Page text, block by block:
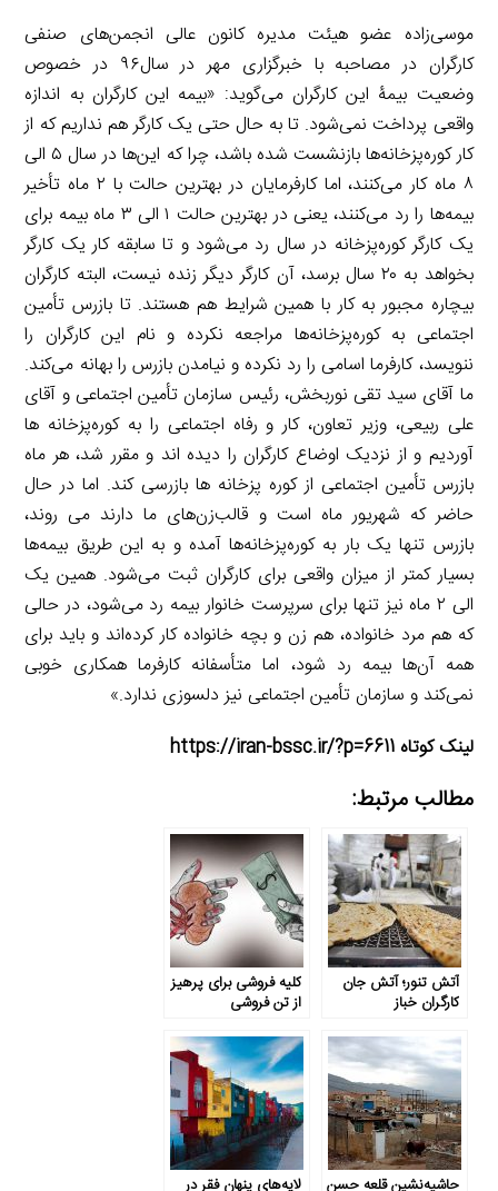
موسی‌زاده عضو هیئت مدیره کانون عالی انجمن‌های صنفی
کارگران در مصاحبه با خبرگزاری مهر در سال۹۶ در خصوص
وضعیت بیمۀ این کارگران می‌گوید: «بیمه این کارگران به اندازه
واقعی پرداخت نمی‌شود. تا به حال حتی یک کارگر هم نداریم که از
کار کوره‌پزخانه‌ها بازنشست شده باشد، چرا که این‌ها در سال ۵ الی
۸ ماه کار می‌کنند، اما کارفرمایان در بهترین حالت با ۲ ماه تأخیر
بیمه‌ها را رد می‌کنند، یعنی در بهترین حالت ۱ الی ۳ ماه بیمه برای
یک کارگر کوره‌پزخانه در سال رد می‌شود و تا سابقه کار یک کارگر
بخواهد به ۲۰ سال برسد، آن کارگر دیگر زنده نیست، البته کارگران
بیچاره مجبور به کار با همین شرایط هم هستند. تا بازرس تأمین
اجتماعی به کوره‌پزخانه‌ها مراجعه نکرده و نام این کارگران را
ننویسد، کارفرما اسامی را رد نکرده و نیامدن بازرس را بهانه می‌کند.
ما آقای سید تقی نوربخش، رئیس سازمان تأمین اجتماعی و آقای
علی ربیعی، وزیر تعاون، کار و رفاه اجتماعی را به کوره‌پزخانه ها
آوردیم و از نزدیک اوضاع کارگران را دیده اند و مقرر شد، هر ماه
بازرس تأمین اجتماعی از کوره پزخانه ها بازرسی کند. اما در حال
حاضر که شهریور ماه است و قالب‌زن‌های ما دارند می روند،
بازرس تنها یک بار به کوره‌پزخانه‌ها آمده و به این طریق بیمه‌ها
بسیار کمتر از میزان واقعی برای کارگران ثبت می‌شود. همین یک
الی ۲ ماه نیز تنها برای سرپرست خانوار بیمه رد می‌شود، در حالی
که هم مرد خانواده، هم زن و بچه خانواده کار کرده‌اند و باید برای
همه آن‌ها بیمه رد شود، اما متأسفانه کارفرما همکاری خوبی
نمی‌کند و سازمان تأمین اجتماعی نیز دلسوزی ندارد.»
لینک کوتاه https://iran-bssc.ir/?p=6611
مطالب مرتبط:
آتش تنور؛ آتش جان
کارگران خباز
کلیه فروشی برای پرهیز
از تن فروشی
حاشیه‌نشین قلعه حسن لایه‌های پنهان فقر در